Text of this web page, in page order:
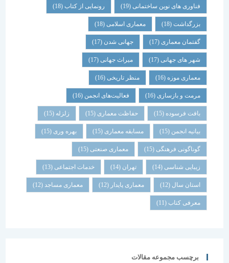
فناوری های نوین ساختمانی(19) رونمایی از کتاب (18)
بزرگداشت (18) معماری اسلامی(18)
گفتمان معماری (17) جهانی شدن(17)
شهر های جهانی(17) میراث جهانی(17)
معماری موزه(16) منظر تاریخی (16)
مرمت و بازسازی(16) فعالیت‌های انجمن(16)
بافت فرسوده (15) حفاظت معماری (15) زلزله
بیانیه انجمن(15) مسابقه معماری (15) بهره وری(15)
گوناگونی فرهنگی (15) معماری صنعتی(15)
زیبایی شناسی (14) تهران خدمات اجتماعی (13)
استان سال(12) معماری پایدار (12) معماری مساجد(12)
معرفی کتاب(11)
برچسب مجموعه مقالات